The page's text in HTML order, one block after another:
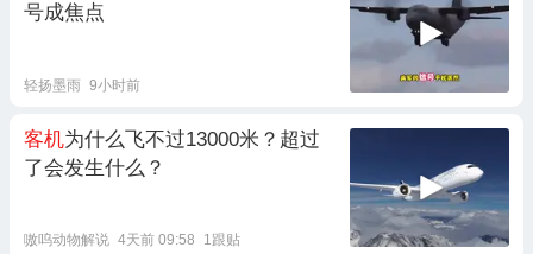
号成焦点
轻扬墨雨 9小时前
客机为什么飞不过13000米？超过
了会发生什么？
嗷呜动物解说 4天前 09:58 1跟贴